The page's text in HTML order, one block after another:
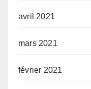
avril 2021
mars 2021
février 2021